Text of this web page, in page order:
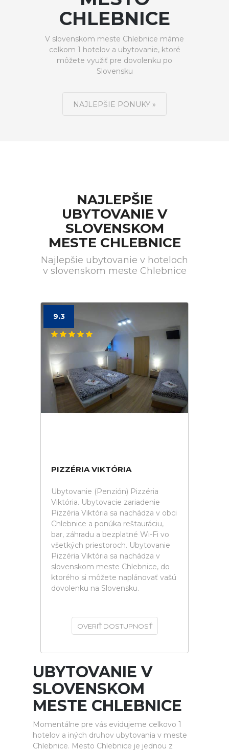
CHLEBNICE
V slovenskom meste Chlebnice máme
celkom 1 hotelov a ubytovanie, ktoré
môžete využiť pre dovolenku po
Slovensku
NAJLEPŠIE PONUKY »
NAJLEPŠIE
UBYTOVANIE V
SLOVENSKOM
MESTE CHLEBNICE
Najlepšie ubytovanie v hoteloch
v slovenskom meste Chlebnice
9.3
PIZZÉRIA VIKTÓRIA
Ubytovanie (Penzión) Pizzéria
Viktória. Ubytovacie zariadenie
Pizzéria Viktória sa nachádza v obci
Chlebnice a ponúka reštauráciu,
bar, záhradu a bezplatné Wi-Fi vo
všetkých priestoroch. Ubytovanie
Pizzéria Viktória sa nachádza v
slovenskom meste Chlebnice, do
ktorého si môžete naplánovať vašú
dovolenku na Slovensku.
OVERIŤ DOSTUPNOSŤ
UBYTOVANIE V
SLOVENSKOM
MESTE CHLEBNICE
Momentálne pre vás evidujeme celkovo 1
hotelov a iných druhov ubytovania v meste
Chlebnice. Mesto Chlebnice je jednou z